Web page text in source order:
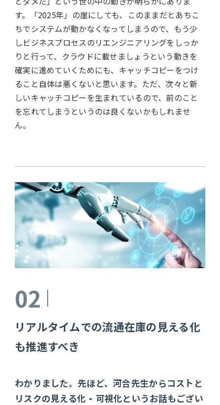
す。「2025年」の崖にしても、このままだとあちこ
ちでシステムが動かなくなってしまうので、もう少
しビジネスプロセスのリエンジニアリングをしっか
りと行って、クラウドに載せましょうという動きを
確実に進めていくためにも、キャッチコピーをつけ
ること自体は悪くないと思います。ただ、次々と新
しいキャッチコピーを生まれているので、前のこと
を忘れてしまうというのは良くないかもしれませ
ん。
02
リアルタイムでの流通在庫の見える化
も推進すべき
わかりました。先ほど、河合先生からコストと
リスクの見える化・可視化というお話もござい